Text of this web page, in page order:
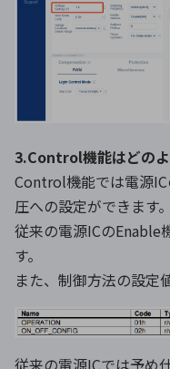
3.Control機能はどの
Control機能では電源
圧への設定ができます。
従来の電源ICのEnable
す。
また、制御方法の設定
従来の電源ICでは予め